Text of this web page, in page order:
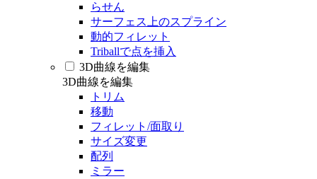
らせん
サーフェス上のスプライン
動的フィレット
Triballで点を挿入
3D曲線を編集
3D曲線を編集
トリム
移動
フィレット/面取り
サイズ変更
配列
ミラー